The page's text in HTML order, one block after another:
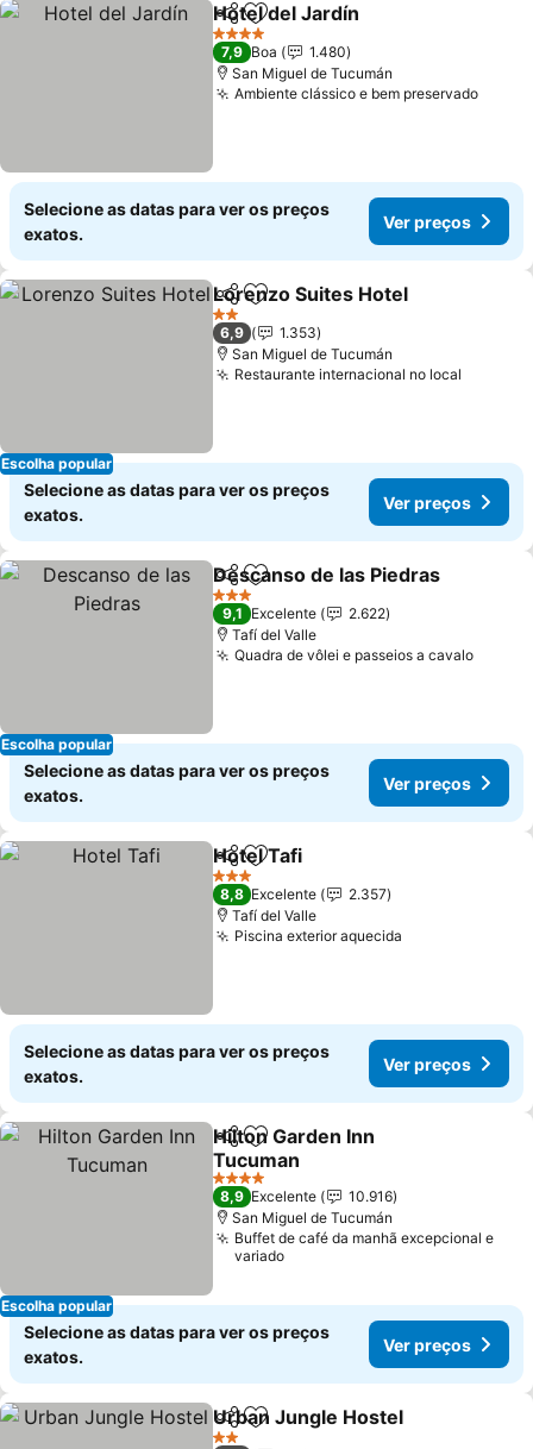
PartilharAdicionar aos favoritos
Hotel del Jardín
4 Estrelas
7,9 Boa
1.480
San Miguel de Tucumán
Ambiente clássico e bem preservadoVer
Selecione as datas para ver os preços
exatos.
Ver preços
Escolha popular
PartilharAdicionar aos favoritos
Lorenzo Suites Hotel
2 Estrelas
6,9
1.353
San Miguel de Tucumán
Restaurante internacional no local
Selecione as datas para ver os preços
exatos.
Ver preços
Escolha popular
PartilharAdicionar aos favoritos
Descanso de las Piedras
3 Estrelas
9,1 Excelente
2.622
Tafí del Valle
Quadra de vôlei e passeios a cavaloVer
Selecione as datas para ver os preços
exatos.
Ver preços
PartilharAdicionar aos favoritos
Hotel Tafi
3 Estrelas
8,8 Excelente
2.357
Tafí del Valle
Piscina exterior aquecida
Selecione as datas para ver os preços
exatos.
Ver preços
Escolha popular
PartilharAdicionar aos favoritos
Hilton Garden Inn
Tucuman
Ver preços
4 Estrelas
8,9 Excelente
10.916
San Miguel de Tucumán
Buffet de café da manhã excepcional e
variado
Selecione as datas para ver os preços
exatos.
Ver preços
PartilharAdicionar aos favoritos
Urban Jungle Hostel
2 Estrelas